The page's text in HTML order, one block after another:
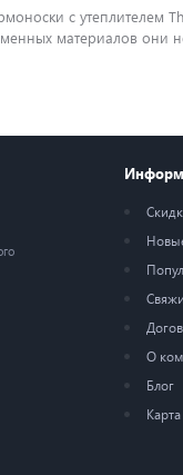
с утеплителем
материалов они
О
Блог